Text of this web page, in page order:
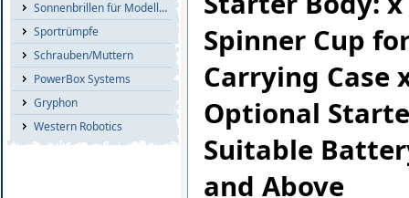
Sonnenbrillen für Modellflieger
Sportrümpfe
Schrauben/Muttern
PowerBox Systems
Gryphon
Western Robotics
Spinner Cup
Carrying Case
Optional
Suitable
and Above